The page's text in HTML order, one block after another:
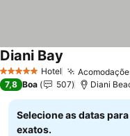
5 Estrelas Hotel
Diani Bay
7,8 Boa 507 Diani
Selecione as datas
exatos.